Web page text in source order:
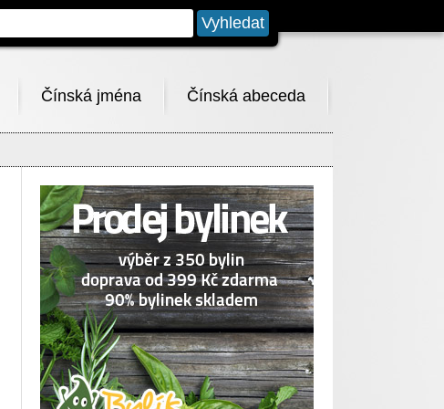
Čínská jména Čínská abeceda